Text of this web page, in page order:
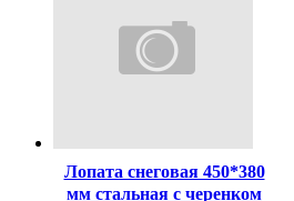
Лопата снеговая 450*380
мм стальная с черенком